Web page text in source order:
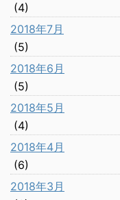
(4)
2018年7月
(5)
2018年6月
(5)
2018年5月
(4)
2018年4月
(6)
2018年3月